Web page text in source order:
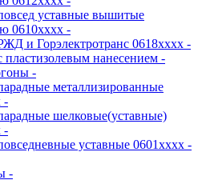
уставные вышитые
0610хххх -
и Горэлектротранс 0618хххх -
нанесением -
-
металлизированные
-
шелковые(уставные)
-
уставные 0601хххх -
-